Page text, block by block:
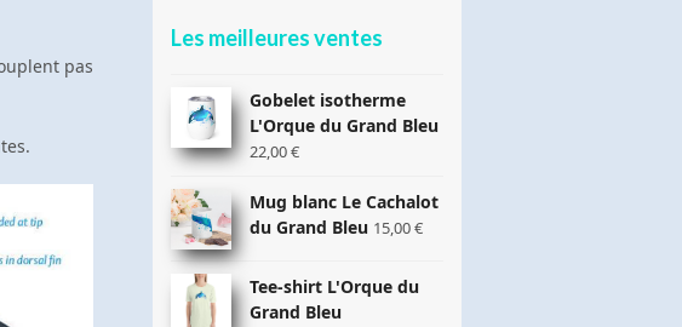
pas
Les meilleures ventes
Gobelet isotherme
L'Orque du Grand Bleu
22,00€
Mug blanc Le Cachalot
du Grand Bleu 15,00€
Tee-shirt L'Orque du
Grand Bleu